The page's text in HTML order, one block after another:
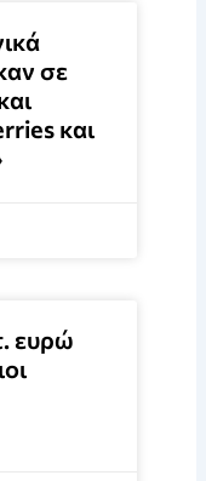
σε
και
ευρώ